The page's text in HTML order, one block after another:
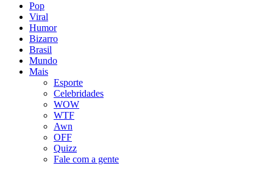
Pop
Viral
Humor
Bizarro
Brasil
Mundo
Mais
Esporte
Celebridades
WOW
WTF
Awn
OFF
Quizz
Fale com a gente